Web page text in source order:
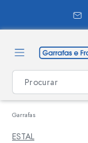
Garrafas
ESTAL